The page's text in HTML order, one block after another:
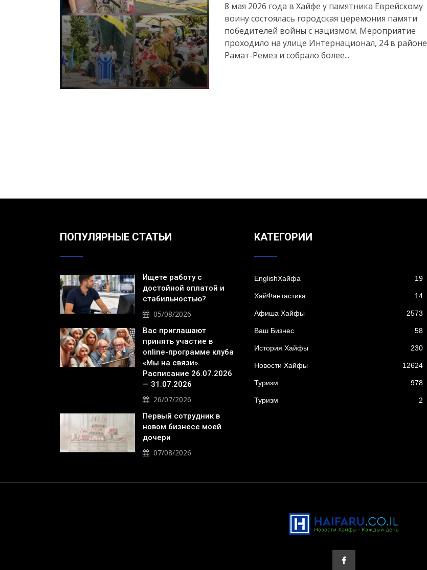
8 мая 2026 года в Хайфе у памятника Еврейскому
воину состоялась городская церемония памяти
победителей войны с нацизмом. Мероприятие
проходило на улице Интернационал, 24 в районе
Рамат-Ремез и собрало более...
ПОПУЛЯРНЫЕ СТАТЬИ
Ищете работу с
достойной оплатой и
стабильностью?
05/08/2026
Вас приглашают
принять участие в
online-программе клуба
«Мы на связи».
Расписание 26.07.2026
— 31.07.2026
26/07/2026
Первый сотрудник в
новом бизнесе моей
дочери
07/08/2026
KАТЕГОРИИ
EnglishХайфа 19
XайФантастика 14
Афиша Хайфы 2573
Ваш Бизнес 58
История Хайфы 230
Новости Хайфы 12624
Туризм 978
Туризм 2